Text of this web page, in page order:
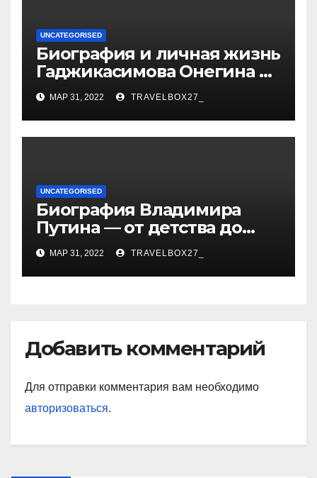
UNCATEGORISED
Биография и личная жизнь
Гаджикасимова Онегина —
информация о жене и
детях
МАР 31, 2022 TRAVELBOX27_
UNCATEGORISED
Биография Владимира
Путина — от детства до
президентства
МАР 31, 2022 TRAVELBOX27_
Добавить комментарий
Для отправки комментария вам необходимо
авторизоваться.